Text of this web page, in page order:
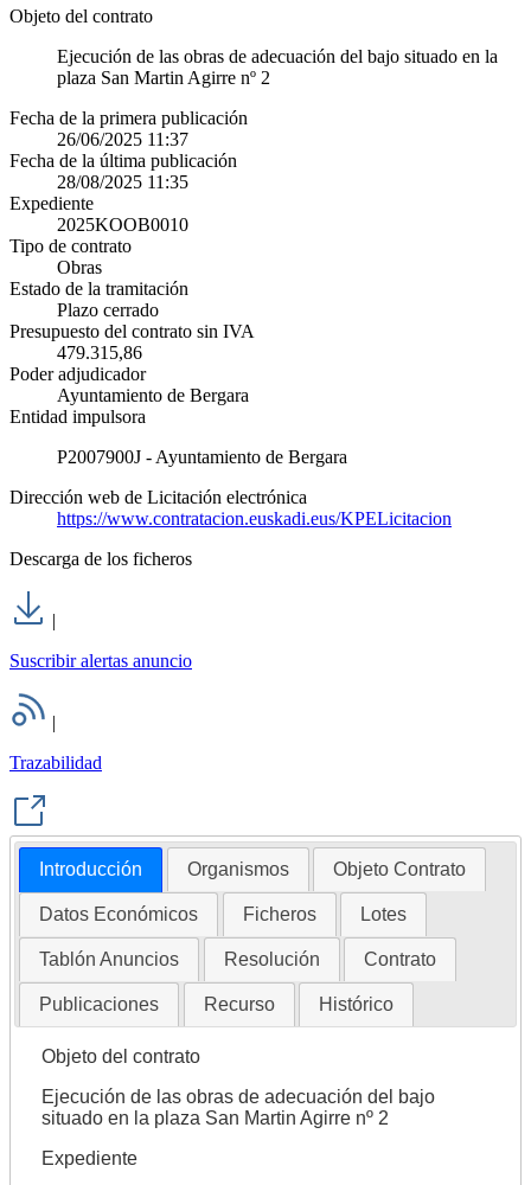
Objeto del contrato
Ejecución de las obras de adecuación del bajo situado en la
plaza San Martin Agirre nº 2
Fecha de la primera publicación
26/06/2025 11:37
Fecha de la última publicación
28/08/2025 11:35
Expediente
2025KOOB0010
Tipo de contrato
Obras
Estado de la tramitación
Plazo cerrado
Presupuesto del contrato sin IVA
479.315,86
Poder adjudicador
Ayuntamiento de Bergara
Entidad impulsora
P2007900J - Ayuntamiento de Bergara
Dirección web de Licitación electrónica
https://www.contratacion.euskadi.eus/KPELicitacion
Descarga de los ficheros
|
Suscribir alertas anuncio
|
Trazabilidad
Introducción Organismos Objeto Contrato
Datos Económicos Ficheros Lotes
Tablón Anuncios Resolución Contrato
Publicaciones Recurso Histórico
Objeto del contrato
Ejecución de las obras de adecuación del bajo
situado en la plaza San Martin Agirre nº 2
Expediente